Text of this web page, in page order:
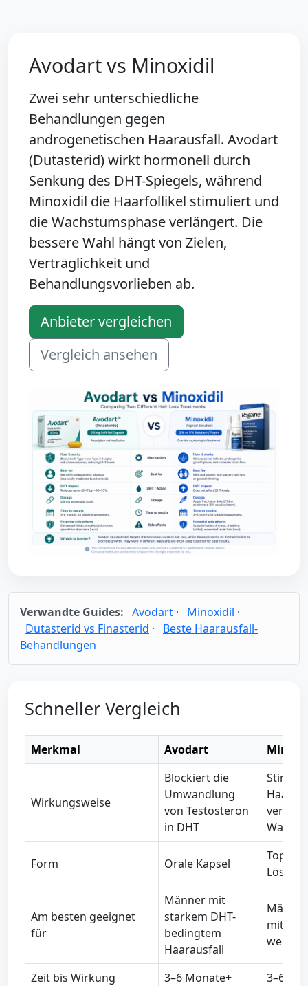
Avodart vs Minoxidil
Zwei sehr unterschiedliche
Behandlungen gegen
androgenetischen Haarausfall. Avodart
(Dutasterid) wirkt hormonell durch
Senkung des DHT-Spiegels, während
Minoxidil die Haarfollikel stimuliert und
die Wachstumsphase verlängert. Die
bessere Wahl hängt von Zielen,
Verträglichkeit und
Behandlungsvorlieben ab.
Anbieter vergleichen
Vergleich ansehen
Verwandte Guides: Avodart · Minoxidil ·
Dutasterid vs Finasterid ·
Beste Haarausfall-
Behandlungen
Schneller Vergleich
Merkmal Avodart
Wirkungsweise
Blockiert die
Umwandlung
von Testosteron
in DHT
Form Orale Kapsel
Am besten geeignet
für
Männer mit
starkem DHT-
bedingtem
Haarausfall
mit
Zeit bis Wirkung 3–6 Monate+ 3–6